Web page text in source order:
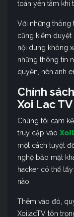
toàn yên tâm khi
Với những thông
cũng kiểm duyệt
nội dung không
những thông tin
quyền, nên anh
Chính
Xoi Lac TV
Chúng tôi cam
truy cập vào
một cách tuyệt
nghệ bảo mật
hacker có thể
nào.
Thêm vào đó,
XoilacTV tôn